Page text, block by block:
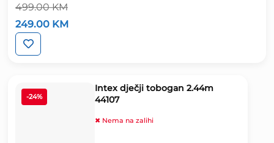
499.00KM
Izvorna
cijena
bila
je:
249.00 KM
-24%
Intex dječji tobogan 2.44m
44107
✖ Nema na zalihi